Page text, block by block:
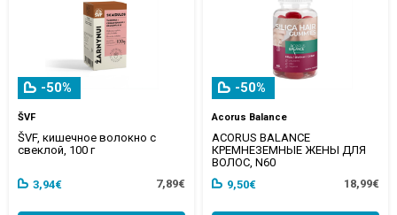
-50%
ŠVF
ŠVF, кишечное волокно с
свеклой, 100 г
3,94€ 7,89€
-50%
Acorus Balance
ACORUS BALANCE
КРЕМНЕЗЕМНЫЕ ЖЕНЫ ДЛЯ
ВОЛОС, N60
9,50€
18,99€